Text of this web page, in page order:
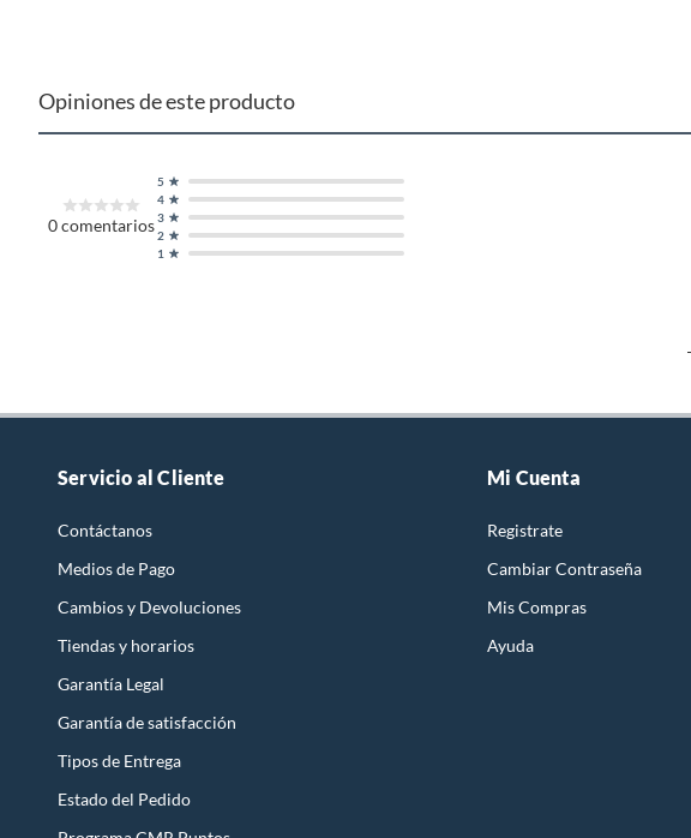
Opiniones de este producto
0comentarios
1
2
3
4
5
Servicio al Cliente
Contáctanos
Medios de Pago
Cambios y Devoluciones
Tiendas y horarios
Garantía Legal
Garantía de satisfacción
Tipos de Entrega
Estado del Pedido
Mi Cuenta
Registrate
Cambiar Contraseña
Mis Compras
Ayuda